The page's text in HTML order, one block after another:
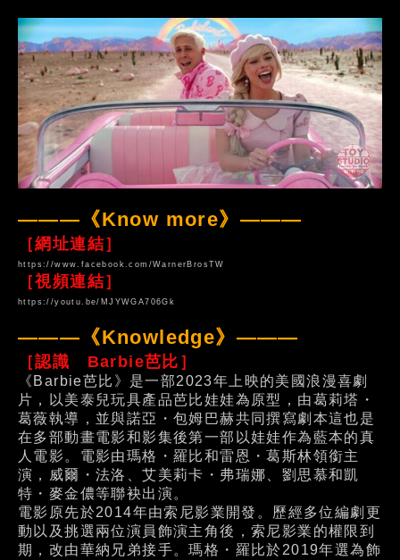
———《Know more》———
［網址連結］
https://www.facebook.com/WarnerBrosTW
［視頻連結］
https://youtu.be/MJYWGA706Gk
———《Knowledge》———
［認識 Barbie芭比］
《Barbie芭比》是一部2023年上映的美國浪漫喜劇
片，以美泰兒玩具產品芭比娃娃為原型，由葛莉塔・
葛薇執導，並與諾亞・包姆巴赫共同撰寫劇本這也是
在多部動畫電影和影集後第一部以娃娃作為藍本的真
人電影。電影由瑪格・羅比和雷恩・葛斯林領銜主
演，威爾・法洛、艾美莉卡・弗瑞娜、劉思慕和凱
特・麥金儂等聯袂出演。
電影原先於2014年由索尼影業開發。歷經多位編劇更
動以及挑選兩位演員飾演主角後，索尼影業的權限到
期，改由華納兄弟接手。瑪格・羅比於2019年選為飾